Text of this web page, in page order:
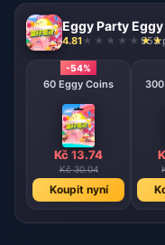
Eggy Party
4.81 953
-54%
60 Eggy Coins
Kč 13.74
Kč 30.04
Koupit nyní